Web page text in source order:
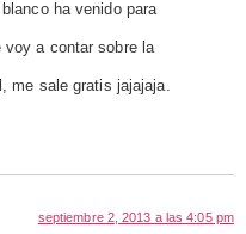
ha venido para
voy a contar sobre la
me sale gratis jajajaja.
septiembre 2, 2013 a las 4:05 pm